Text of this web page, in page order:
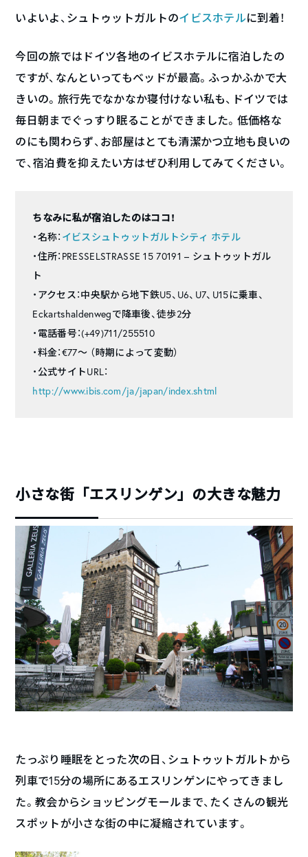
いよいよ、シュトゥットガルトのイビスホテルに到着！
今回の旅ではドイツ各地のイビスホテルに宿泊したの
ですが、なんといってもベッドが最高。ふっかふかで大
きいの。旅行先でなかなか寝付けない私も、ドイツでは
毎日朝までぐっすり眠ることができました。低価格な
のにも関わらず、お部屋はとても清潔かつ立地も良いの
で、宿泊費を抑えたい方はぜひ利用してみてください。
ちなみに私が宿泊したのはココ！
・名称： イビスシュトゥットガルトシティ ホテル
・住所：PRESSELSTRASSE 15 70191 – シュトゥットガル
ト
・アクセス：中央駅から地下鉄U5、U6、U7、U15に乗車、
Eckartshaldenwegで降車後、徒歩2分
・電話番号：(+49)711/255510
・料金：€77〜 （時期によって変動）
・公式サイトURL：
http://www.ibis.com/ja/japan/index.shtml
小さな街「エスリンゲン」の大きな魅力
たっぷり睡眠をとった次の日、シュトゥットガルトから
列車で15分の場所にあるエスリンゲンにやってきまし
た。教会からショッピングモールまで、たくさんの観光
スポットが小さな街の中に凝縮されています。